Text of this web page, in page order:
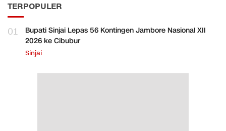
TERPOPULER
01
Bupati Sinjai Lepas 56 Kontingen Jambore Nasional XII
2026 ke Cibubur
Sinjai